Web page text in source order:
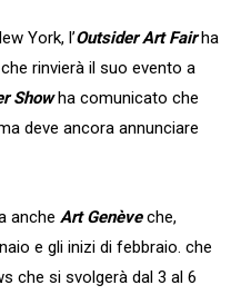
York, l’Outsider Art Fairha
rinvierà il suo evento a
Showha comunicato che
deve ancora annunciare
anche Art Genèveche,
e gli inizi di febbraio. che
che si svolgerà dal 3 al 6